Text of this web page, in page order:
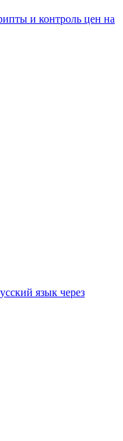
и контроль цен на
язык через